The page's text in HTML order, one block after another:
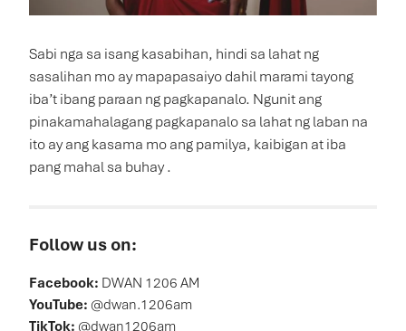
Sabi nga sa isang kasabihan, hindi sa lahat ng
sasalihan mo ay mapapasaiyo dahil marami tayong
iba’t ibang paraan ng pagkapanalo. Ngunit ang
pinakamahalagang pagkapanalo sa lahat ng laban na
ito ay ang kasama mo ang pamilya, kaibigan at iba
pang mahal sa buhay .
Follow us on:
Facebook: DWAN 1206 AM
YouTube: @dwan.1206am
TikTok: @dwan1206am